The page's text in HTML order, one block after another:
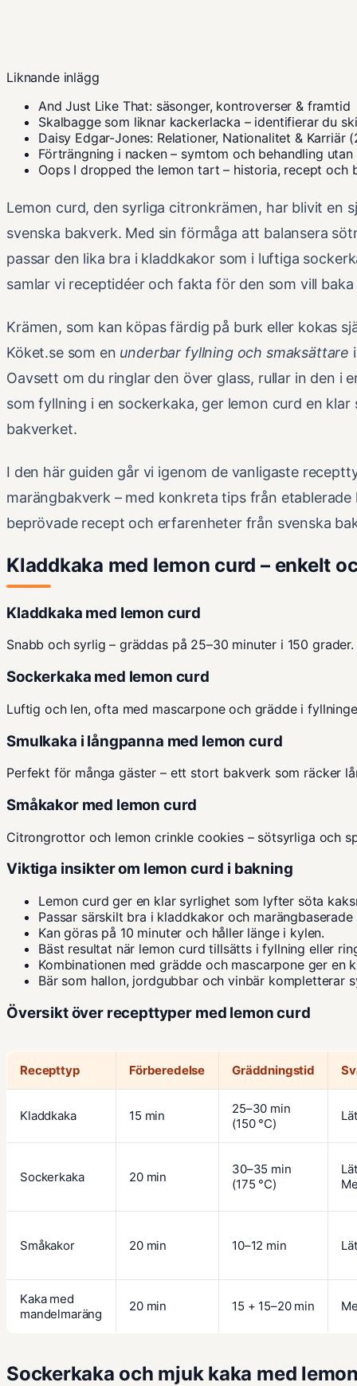
Liknande inlägg
And Just Like That: säsonger, kontroverser & framtid
Skalbagge som liknar kackerlacka – identifierar du
Daisy Edgar-Jones: Relationer, Nationalitet & Karriär
Förträngning i nacken – symtom och behandling
Oops I dropped the lemon tart – historia, recept och
Lemon curd, den syrliga citronkrämen, har blivit en
svenska bakverk. Med sin förmåga att balansera
passar den lika bra i kladdkakor som i luftiga
samlar vi receptidéer och fakta för den som vill
Krämen, som kan köpas färdig på burk eller kokas
Köket.se som en underbar fyllning och smaksättare
Oavsett om du ringlar den över glass, rullar in den i
som fyllning i en sockerkaka, ger lemon curd en
bakverket.
I den här guiden går vi igenom de vanligaste
marängbakverk – med konkreta tips från etablerade
beprövade recept och erfarenheter från svenska
Kladdkaka med lemon curd – enkelt
Kladdkaka med lemon curd
Snabb och syrlig – gräddas på 25–30 minuter i 150 grader.
Sockerkaka med lemon curd
Luftig och len, ofta med mascarpone och grädde i
Smulkaka i långpanna med lemon curd
Perfekt för många gäster – ett stort bakverk som räcker
Småkakor med lemon curd
Citrongrottor och lemon crinkle cookies – sötsyrliga och
Viktiga insikter om lemon curd i bakning
Lemon curd ger en klar syrlighet som lyfter söta
Passar särskilt bra i kladdkakor och
Kan göras på 10 minuter och håller länge i kylen.
Bäst resultat när lemon curd tillsätts i fyllning eller
Kombinationen med grädde och mascarpone ger en
Bär som hallon, jordgubbar och vinbär kompletterar
Översikt över recepttyper med lemon curd
Recepttyp Förberedelse Gräddningstid
Kladdkaka 15 min
25–30 min
(150 °C)
Sockerkaka 20 min
30–35 min
(175 °C)
Småkakor 20 min 10–12 min
Kaka med
mandelmaräng
20 min 15 + 15–20 min
Sockerkaka och mjuk kaka med